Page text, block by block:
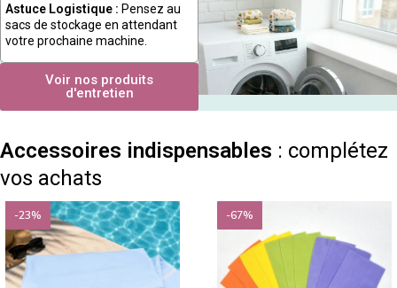
Astuce Logistique : Pensez au
sacs de stockage en attendant
votre prochaine machine.
Voir nos produits
d'entretien
Accessoires indispensables : complétez
vos achats
-23% -67%